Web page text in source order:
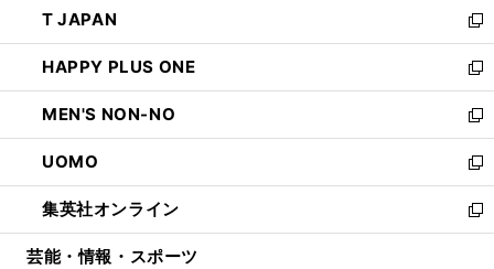
く
で
開
く
ド
ウ
で
開
く
ィ
ン
ド
ウ
で
開
く
い
ウ
ィ
ン
ド
ウ
で
開
く
T JAPAN
新
し
い
ウ
ィ
ン
ド
ウ
で
開
HAPPY PLUS ONE
新
し
い
ウ
ィ
ン
ド
ウ
MEN'S NON-NO
新
し
い
ウ
ィ
ン
UOMO
新
し
い
ウ
集英社オンライン
新
し
芸能・情報・スポーツ